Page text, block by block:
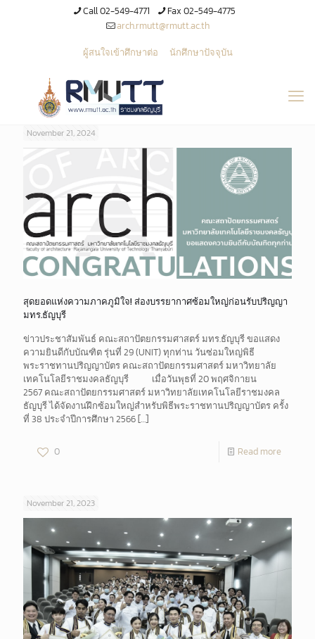
Call 02-549-4771
Fax 02-549-4775
arch.rmutt@rmutt.ac.th
ผู้สนใจเข้าศึกษาต่อ
นักศึกษาปัจจุบัน
November 21, 2024
สุดยอดแห่งความภาคภูมิใจ! ส่องบรรยากาศซ้อมใหญ่ก่อนรับปริญญา
มทร.ธัญบุรี
ข่าวประชาสัมพันธ์ คณะสถาปัตยกรรมศาสตร์ มทร.ธัญบุรี ขอแสดง
ความยินดีกับบัณฑิต รุ่นที่ 29 (UNIT) ทุกท่าน วันซ่อมใหญ่พิธี
พระราชทานปริญญาบัตร คณะสถาปัตยกรรมศาสตร์ มหาวิทยาลัย
เทคโนโลยีราชมงคลธัญบุรี เมื่อวันพุธที่ 20 พฤศจิกายน
2567 คณะสถาปัตยกรรมศาสตร์ มหาวิทยาลัยเทคโนโลยีราชมงคล
ธัญบุรี ได้จัดงานฝึกซ้อมใหญ่สำหรับพิธีพระราชทานปริญญาบัตร ครั้ง
ที่ 38 ประจำปีการศึกษา 2566[…]
0 Read more
November 21, 2023